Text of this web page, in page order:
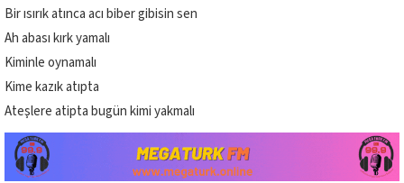
Bir ısırık atınca acı biber gibisin sen
Ah abası kırk yamalı
Kiminle oynamalı
Kime kazık atıpta
Ateşlere atipta bugün kimi yakmalı